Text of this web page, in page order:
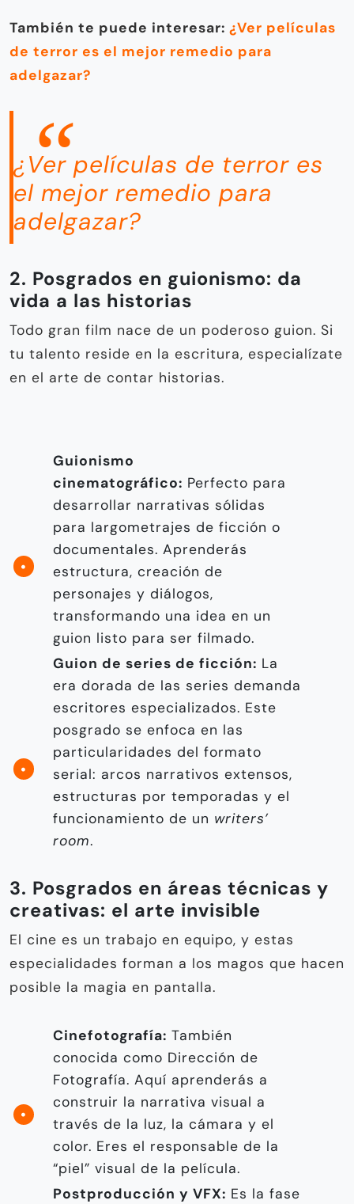
También te puede interesar: ¿Ver películas
de terror es el mejor remedio para
adelgazar?
¿Ver películas de terror es
el mejor remedio para
adelgazar?
2. Posgrados en guionismo: da
vida a las historias
Todo gran film nace de un poderoso guion. Si
tu talento reside en la escritura, especialízate
en el arte de contar historias.
Guionismo
cinematográfico: Perfecto para
desarrollar narrativas sólidas
para largometrajes de ficción o
documentales. Aprenderás
estructura, creación de
personajes y diálogos,
transformando una idea en un
guion listo para ser filmado.
Guion de series de ficción: La
era dorada de las series demanda
escritores especializados. Este
posgrado se enfoca en las
particularidades del formato
serial: arcos narrativos extensos,
estructuras por temporadas y el
funcionamiento de un writers’
room.
3. Posgrados en áreas técnicas y
creativas: el arte invisible
El cine es un trabajo en equipo, y estas
especialidades forman a los magos que hacen
posible la magia en pantalla.
Cinefotografía: También
conocida como Dirección de
Fotografía. Aquí aprenderás a
construir la narrativa visual a
través de la luz, la cámara y el
color. Eres el responsable de la
“piel” visual de la película.
Postproducción y VFX: Es la fase